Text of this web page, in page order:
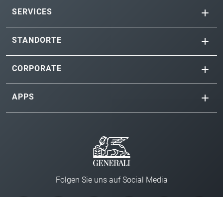
SERVICES
STANDORTE
CORPORATE
APPS
Folgen Sie uns auf Social Media